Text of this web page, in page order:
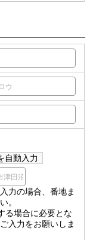
力の場合、番地ま
。
る場合に必要とな
入力をお願いしま